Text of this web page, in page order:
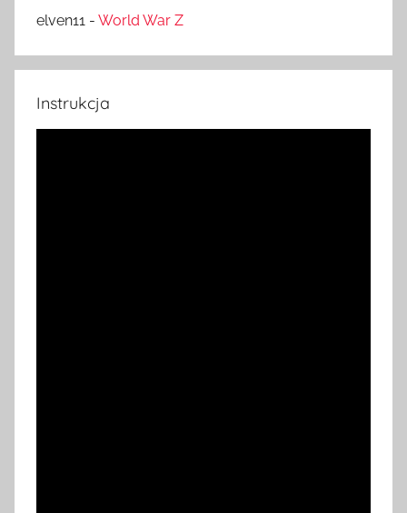
elven11 - World War Z
Instrukcja